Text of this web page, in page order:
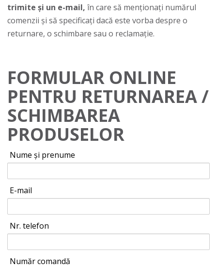
trimite și un e-mail, în care să menționați numărul
comenzii și să specificați dacă este vorba despre o
returnare, o schimbare sau o reclamație.
FORMULAR ONLINE
PENTRU RETURNAREA /
SCHIMBAREA
PRODUSELOR
Nume și prenume
E-mail
Nr. telefon
Număr comandă